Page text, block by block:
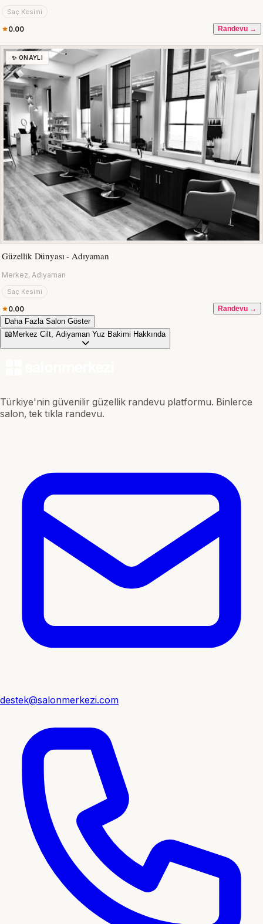
Saç Kesimi
0.00 Randevu →
✨ ONAYLI
Güzellik Dünyası - Adıyaman
Merkez, Adıyaman
Saç Kesimi
0.00 Randevu →
Daha Fazla Salon Göster
📖 Merkez Cilt, Adiyaman Yuz Bakimi Hakkında
Türkiye'nin güvenilir güzellik randevu platformu. Binlerce
salon, tek tıkla randevu.
destek@salonmerkezi.com